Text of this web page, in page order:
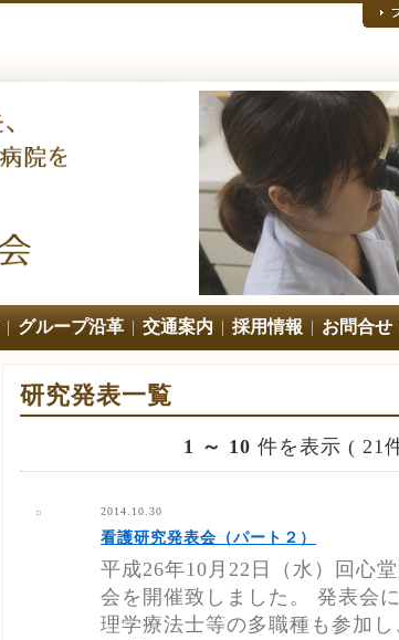
| グループ沿革 | 交通案内 | 採用情報 | お問合せ
研究発表一覧
1 ～ 10 件を表示 ( 21
2014.10.30
看護研究発表会（パート２）
平成26年10月22日（水）回心
会を開催致しました。 発表会
理学療法士等の多職種も参加